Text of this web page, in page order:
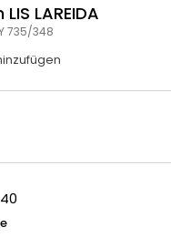
LAREIDA
735/348
40